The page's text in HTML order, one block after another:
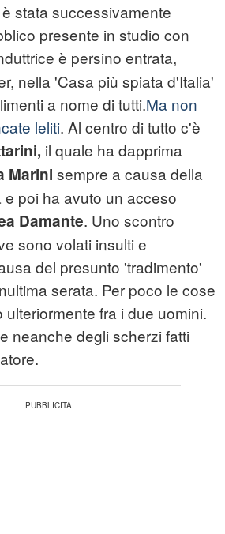
stata successivamente
presente in studio con
è persino entrata,
nella 'Casa più spiata d'Italia'
a nome di tutti.Ma non
leliti. Al centro di tutto c'è
il quale ha dapprima
Marini sempre a causa della
poi ha avuto un acceso
Damante. Uno scontro
sono volati insulti e
del presunto 'tradimento'
serata. Per poco le cose
fra i due uomini.
neanche degli scherzi fatti